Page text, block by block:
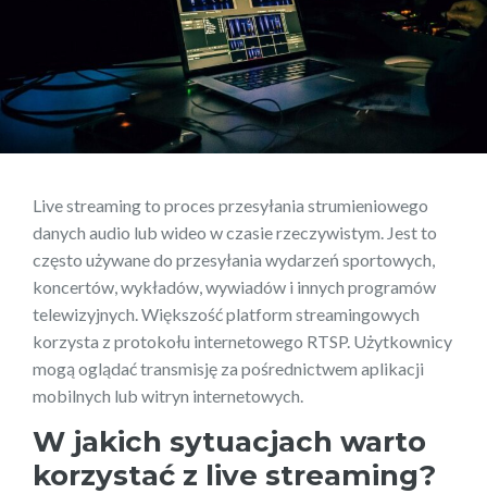
Live streaming to proces przesyłania strumieniowego
danych audio lub wideo w czasie rzeczywistym. Jest to
często używane do przesyłania wydarzeń sportowych,
koncertów, wykładów, wywiadów i innych programów
telewizyjnych. Większość platform streamingowych
korzysta z protokołu internetowego RTSP. Użytkownicy
mogą oglądać transmisję za pośrednictwem aplikacji
mobilnych lub witryn internetowych.
W jakich sytuacjach warto
korzystać z live streaming?